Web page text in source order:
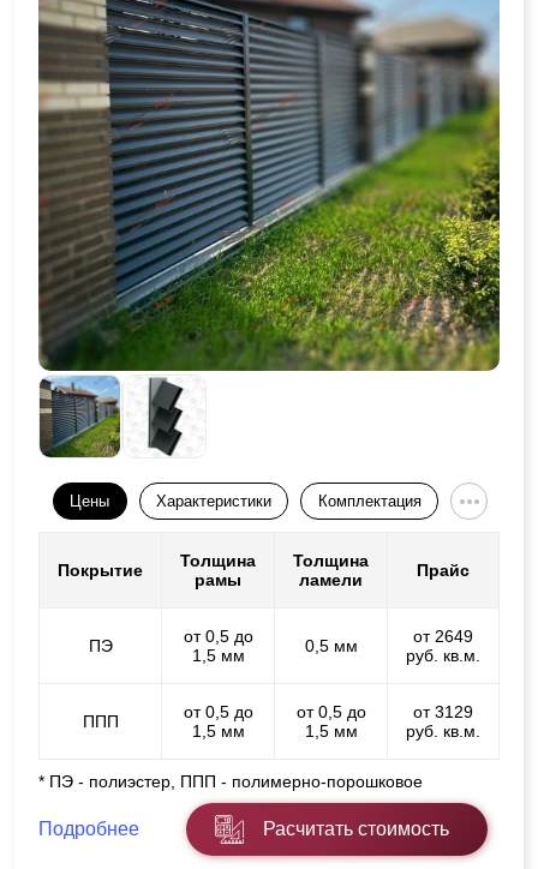
Цены Характеристики Комплектация
Покрытие
Толщина
рамы
Толщина
ламели
Прайс
ПЭ
от 0,5 до
1,5 мм
0,5 мм
от 2649
руб. кв.м.
ППП
от 0,5 до
1,5 мм
от 0,5 до
1,5 мм
от 3129
руб. кв.м.
* ПЭ - полиэстер, ППП - полимерно-порошковое
Подробнее Расчитать стоимость